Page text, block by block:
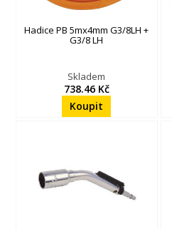
Hadice PB 5mx4mm G3/8LH +
G3/8 LH
Skladem
738.46 Kč